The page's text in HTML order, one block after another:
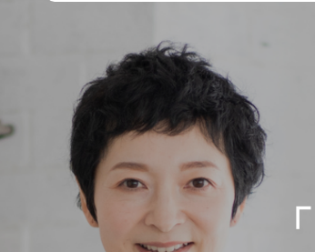
【採用担当座談
会】寮長寮母の採
用担当が、仕事の
リアルを語る
将来寮長寮母にな
りませんか？ キ
ャリア登録とは
共立メンテナンス
の面接は何をす
る？寮長寮母の応
募・研修・配属の
流れ
「 た